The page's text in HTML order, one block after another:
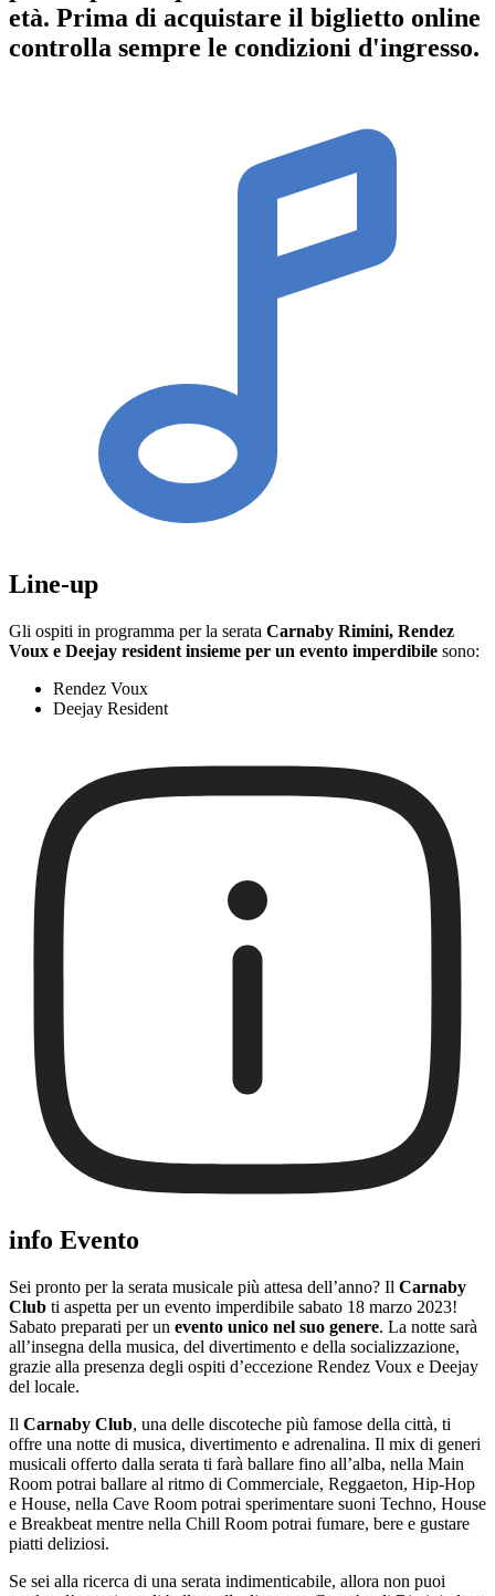
età. Prima di acquistare il biglietto online
controlla sempre le condizioni d'ingresso.
Line-up
Gli ospiti in programma per la serata Carnaby Rimini, Rendez
Voux e Deejay resident insieme per un evento imperdibile sono:
Rendez Voux
Deejay Resident
info Evento
Sei pronto per la serata musicale più attesa dell’anno? Il Carnaby
Club ti aspetta per un evento imperdibile sabato 18 marzo 2023!
Sabato preparati per un evento unico nel suo genere. La notte sarà
all’insegna della musica, del divertimento e della socializzazione,
grazie alla presenza degli ospiti d’eccezione Rendez Voux e Deejay
del locale.
Il Carnaby Club, una delle discoteche più famose della città, ti
offre una notte di musica, divertimento e adrenalina. Il mix di generi
musicali offerto dalla serata ti farà ballare fino all’alba, nella Main
Room potrai ballare al ritmo di Commerciale, Reggaeton, Hip-Hop
e House, nella Cave Room potrai sperimentare suoni Techno, House
e Breakbeat mentre nella Chill Room potrai fumare, bere e gustare
piatti deliziosi.
Se sei alla ricerca di una serata indimenticabile, allora non puoi